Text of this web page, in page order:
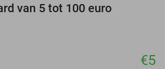
van 5 tot 100 euro
€5